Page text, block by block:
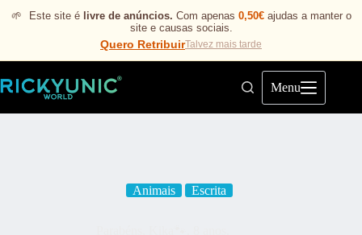
🌱 Este site é livre de anúncios. Com apenas 0,50€ajudas a manter o
site e causas sociais.
Quero RetribuirTalvez mais tarde
Menu
Animais Escrita